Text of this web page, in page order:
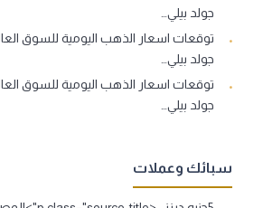
جولد بيلي…
توقعات اسعار الذهب اليومية للسوق
جولد بيلي…
توقعات اسعار الذهب اليومية للسوق
جولد بيلي…
سبائك وعملات